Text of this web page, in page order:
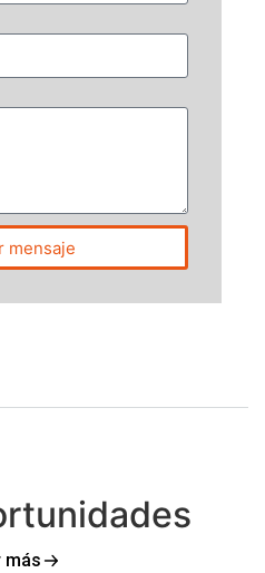
mensaje
más